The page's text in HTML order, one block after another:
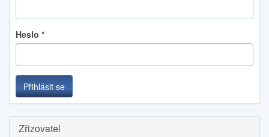
Heslo *
Přihlásit se
Zřizovatel